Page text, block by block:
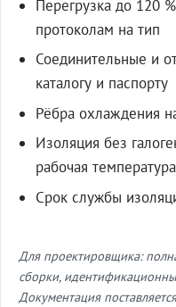
Перегрузка до 120
протоколам на тип
Соединительные и
каталогу и паспорту
Рёбра охлаждения
Изоляция без
рабочая
Срок службы
Для проектировщика:
сборки,
Документация